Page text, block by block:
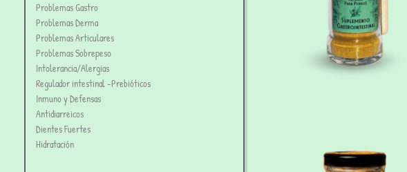
Problemas Gastro
Problemas Derma
Problemas Articulares
Problemas Sobrepeso
Intolerancia/Alergias
Regulador intestinal -Prebióticos
Inmuno y Defensas
Antidiarreicos
Dientes Fuertes
Hidratación